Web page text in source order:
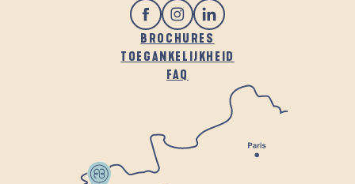
BROCHURES
TOEGANKELIJKHEID
FAQ